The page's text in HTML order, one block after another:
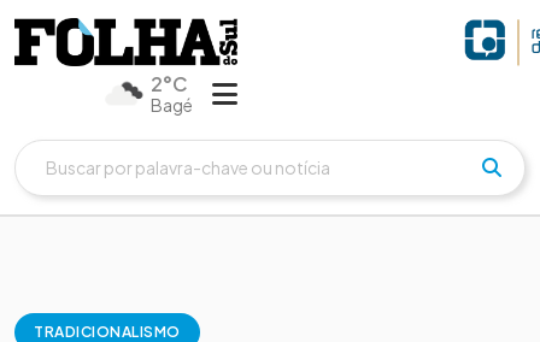
2°C
Bagé
TRADICIONALISMO